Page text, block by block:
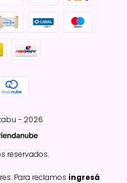
- 2026
reservados.
Para reclamos ingresá